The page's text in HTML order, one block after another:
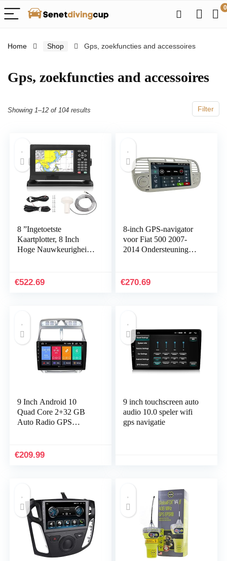
0
Home Shop Gps, zoekfuncties and accessoires
Gps, zoekfuncties and accessoires
Filter
Showing 1–12 of 104 results
8 ”Ingetoetste
Kaartplotter, 8 Inch
Hoge Nauwkeurigheid
Ingetoetste Assist…
€522.69
8-inch GPS-navigator
voor Fiat 500 2007-
2014 Ondersteuning
Mirror Link AM FM
€270.69
9 Inch Android 10
Quad Core 2+32 GB
Auto Radio GPS
307CC 307SW 2006-
€209.99
9 inch touchscreen auto
audio 10.0 speler wifi
gps navigatie